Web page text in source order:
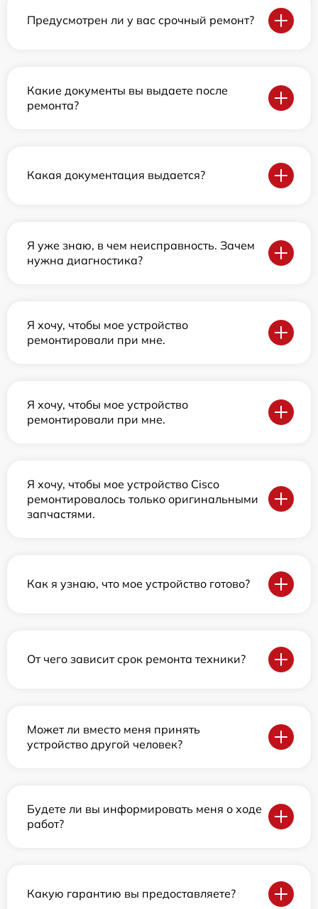
Предусмотрен ли у вас срочный ремонт?
Какие документы вы выдаете после
ремонта?
Какая документация выдается?
Я уже знаю, в чем неисправность. Зачем
нужна диагностика?
Я хочу, чтобы мое устройство
ремонтировали при мне.
Я хочу, чтобы мое устройство
ремонтировали при мне.
Я хочу, чтобы мое устройство Cisco
ремонтировалось только оригинальными
запчастями.
Как я узнаю, что мое устройство готово?
От чего зависит срок ремонта техники?
Может ли вместо меня принять
устройство другой человек?
Будете ли вы информировать меня о ходе
работ?
Какую гарантию вы предоставляете?